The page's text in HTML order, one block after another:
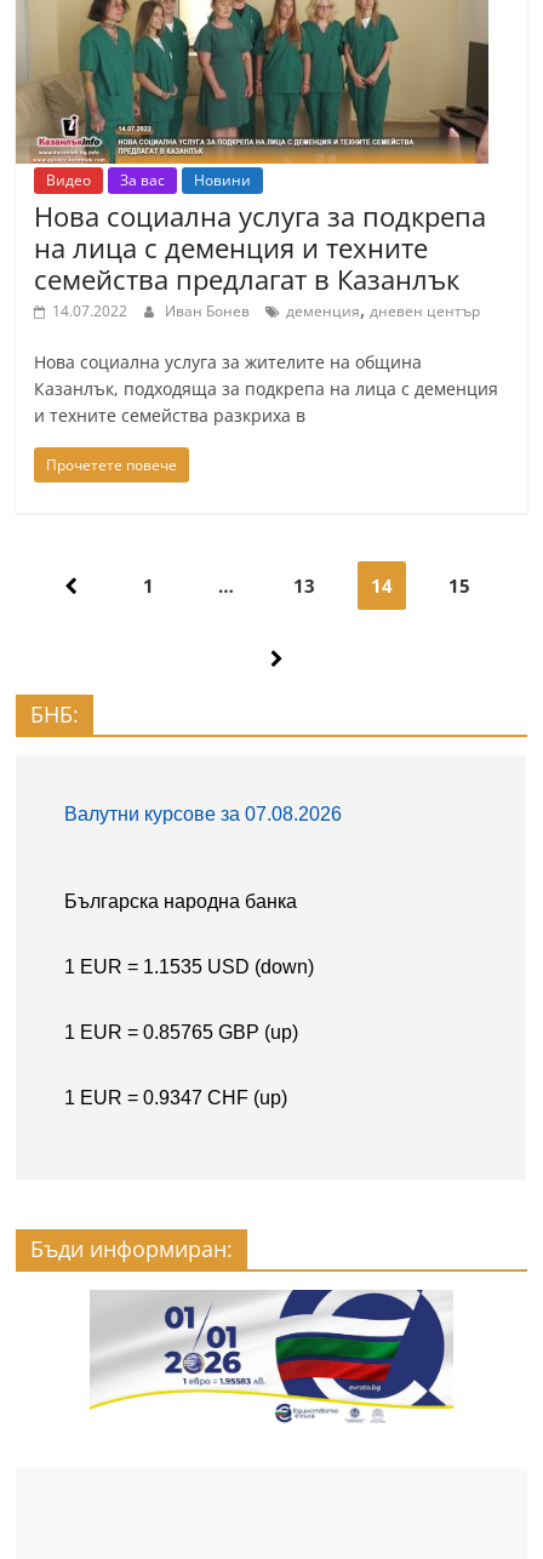
Видео За вас Новини
Нова социална услуга за подкрепа
на лица с деменция и техните
семейства предлагат в Казанлък
14.07.2022 Иван Бонев деменция,дневен център
Нова социална услуга за жителите на община
Казанлък, подходяща за подкрепа на лица с деменция
и техните семейства разкриха в
Прочетете повече
Навигация
1 … 13 14 15
БНБ:
Бъди информиран: